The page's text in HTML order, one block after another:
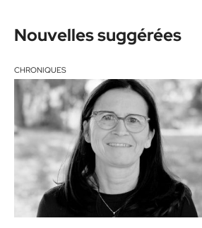
Nouvelles suggérées
CHRONIQUES